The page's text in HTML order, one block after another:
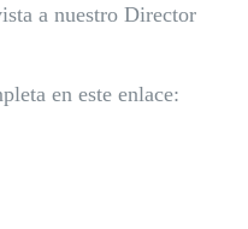
a nuestro Director
en este enlace: